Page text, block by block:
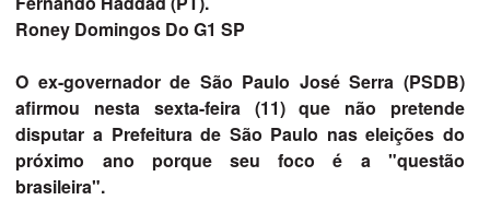
Roney Domingos Do G1 SP
O ex-governador de São Paulo José Serra (PSDB)
afirmou nesta sexta-feira (11) que não pretende
disputar a Prefeitura de São Paulo nas eleições do
próximo ano porque seu foco é a "questão
brasileira".